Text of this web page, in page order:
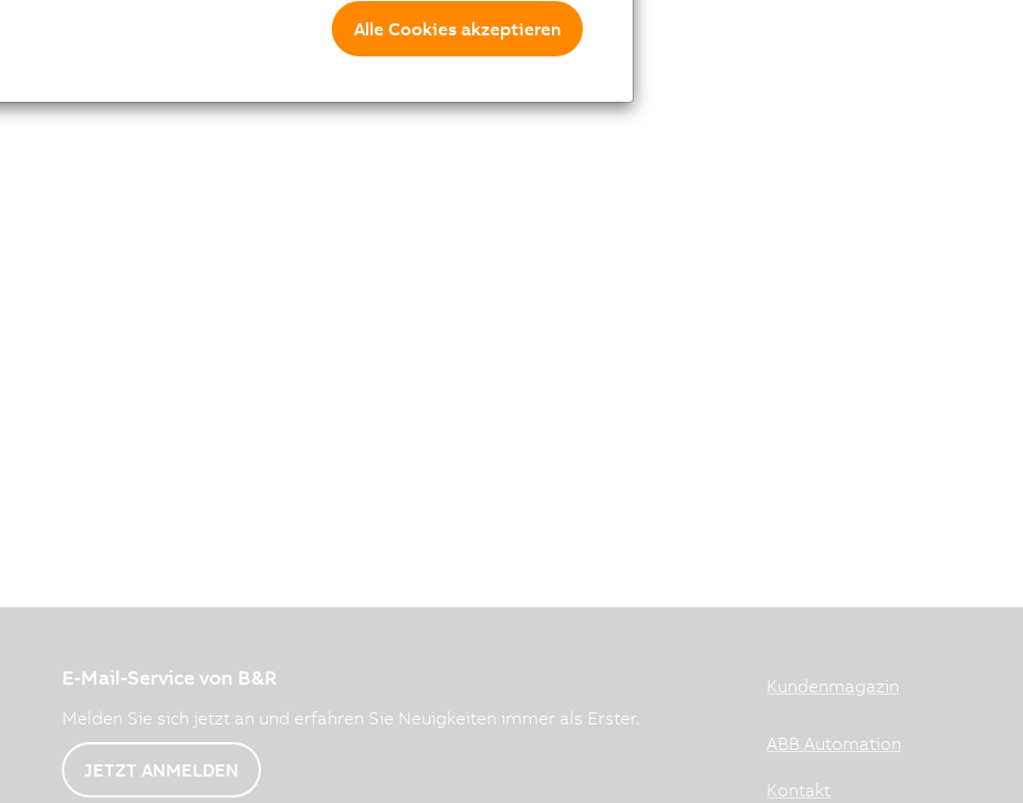
E-Mail-Service von B&R
Melden Sie sich jetzt an und erfahren Sie Neuigkeiten immer als Erster.
JETZT ANMELDEN
Kundenmagazin
ABB Automation
Kontakt
Alle Cookies akzeptieren